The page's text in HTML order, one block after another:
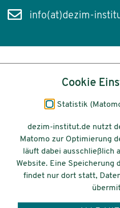
info(at)dezim-
Impressum
Datenschutz
Barrierefreiheit
© 2026 Deutsches
Integrations-
und Migrationsforschung
Cookie
Statistik
dezim-institut.de nutzt
Matomo zur Optimierung
läuft dabei ausschließlich
Website. Eine Speicherung
findet nur dort statt,